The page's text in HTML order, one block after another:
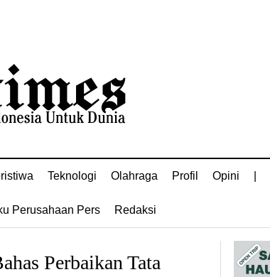
Teknologi Olahraga Profil Opini
Perusahaan Pers Redaksi
Perbaikan Tata